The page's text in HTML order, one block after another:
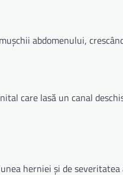
abdomenului,
care lasă un canal
herniei și de